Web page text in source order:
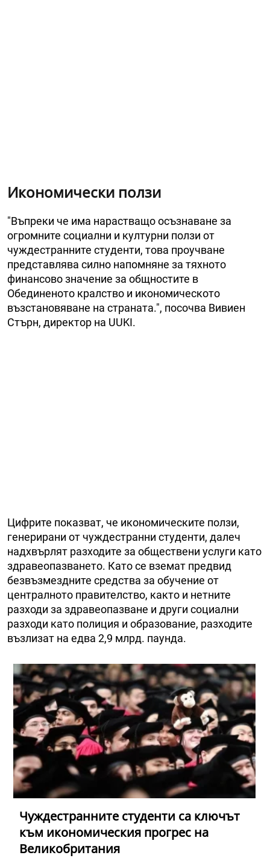
Икономически ползи
"Въпреки че има нарастващо осъзнаване за
огромните социални и културни ползи от
чуждестранните студенти, това проучване
представлява силно напомняне за тяхното
финансово значение за общностите в
Обединеното кралство и икономическото
възстановяване на страната.", посочва Вивиен
Стърн, директор на UUKI.
Цифрите показват, че икономическите ползи,
генерирани от чуждестранни студенти, далеч
надхвърлят разходите за обществени услуги като
здравеопазването. Като се вземат предвид
безвъзмездните средства за обучение от
централното правителство, както и нетните
разходи за здравеопазване и други социални
разходи като полиция и образование, разходите
възлизат на едва 2,9 млрд. паунда.
Чуждестранните студенти са ключът
към икономическия прогрес на
Великобритания